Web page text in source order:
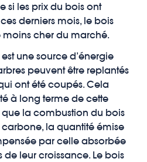
si les prix du bois ont
derniers mois, le bois
moins cher du marché.
une source d’énergie
peuvent être replantés
ont été coupés. Cela
à long terme de cette
que la combustion du bois
la quantité émise
par celle absorbée
de leur croissance. Le bois